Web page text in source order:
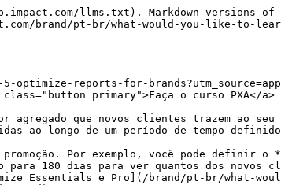
|
| --------------------------- | ------------------------------------------------------------------------------------------------------------------------------------------------------------------------------------------------------------------------------------------------------------------------------------------------------------------------------------------------------------------------------------------------------------------------------------------------------------------------------------------------------------------------------------------------------------------------------------------------------------------------------------------------------------------------------------------------------------------------------------------------------------------------------------------------------------------------------------------------------------------------ |
| Intervalo de datas          | <p>Filtre os dados pela data de criação. Você pode extrair no máximo 366 dias de dados por vez; no entanto, também é possível comparar 2 períodos de tempo entre si.</p><p>Para fazer relatórios ano a ano, selecione <img src="/files/66c8e080626634530c2872aaf75277e9fd02cc33" alt=""> <strong>\[Caixa marcada]</strong> <strong>comparar com</strong> → <img src="/files/fd163b7ecfbcabc8d4b0b2247a6ffecec5a92253" alt=""> <strong>\[Menu suspenso] → \[Marcar] Ano anterior</strong>.</p><p>Dados com mais de 2 anos podem ser arquivados periodicamente.</p>                                                                                                                                                                                                                                                                                                        |
| Nível de insights           | <p>Isso define o nível no qual você deseja visualizar os dados de novos clientes:</p><p>• <em>Parceiro</em> — Selecione esta opção para comparar os dados de novos clientes entre todos os seus parceiros no impact.com. Esta é a